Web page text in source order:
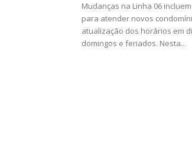
Mudanças na Linha 06
para atender novos
atualização dos horários em
domingos e feriados. Nesta...